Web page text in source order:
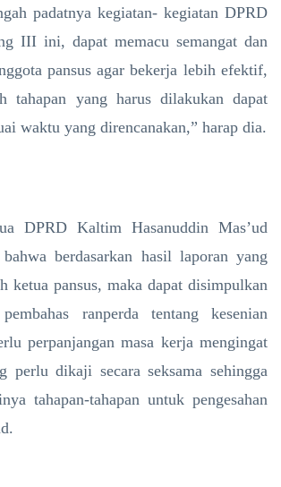
padatnya kegiatan- kegiatan DPRD
III ini, dapat memacu semangat dan
pansus agar bekerja lebih efektif,
tahapan yang harus dilakukan dapat
waktu yang direncanakan,” harap dia.
DPRD Kaltim Hasanuddin Mas’ud
berdasarkan hasil laporan yang
ketua pansus, maka dapat disimpulkan
ranperda tentang kesenian
perpanjangan masa kerja mengingat
perlu dikaji secara seksama sehingga
tahapan-tahapan untuk pengesahan